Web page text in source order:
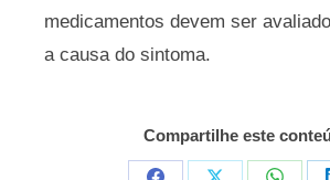
medicamentos devem ser
a causa do sintoma.
Compartilhe este